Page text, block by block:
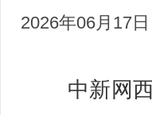
2026年06月17
中新网西